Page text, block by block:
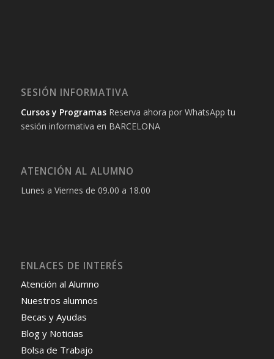
SESIÓN INFORMATIVA
Cursos y ProgramasReserva ahora por WhatsApp tu
sesión informativa en BARCELONA
ATENCIÓN AL ALUMNO
Lunes a Viernes de 09.00 a 18.00
ENLACES DE INTERÉS
Atención al Alumno
Nuestros alumnos
Becas y Ayudas
Blog y Noticias
Bolsa de Trabajo